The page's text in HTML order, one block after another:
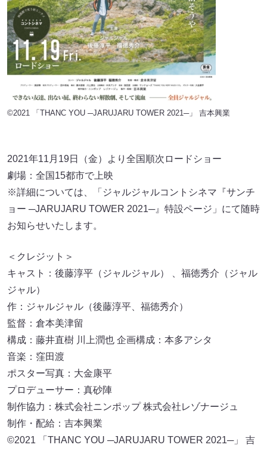
©︎2021 「THANC YOU ─JARUJARU TOWER 2021─」 吉本興業
2021年11月19日（金）より全国順次ロードショー
劇場：全国15都市で上映
※詳細については、「ジャルジャルコントシネマ『サンチ
ョー ─JARUJARU TOWER 2021─』特設ページ」にて随時
お知らせいたします。
＜クレジット＞
キャスト：後藤淳平（ジャルジャル） 、福徳秀介（ジャル
ジャル）
作：ジャルジャル（後藤淳平、福徳秀介）
監督：倉本美津留
構成：藤井直樹 川上潤也 企画構成：本多アシタ
音楽：窪田渡
ポスター写真：大金康平
プロデューサー：真砂陣
制作協力：株式会社ニンポップ 株式会社レゾナージュ
制作・配給：吉本興業
©︎2021 「THANC YOU ─JARUJARU TOWER 2021─」 吉